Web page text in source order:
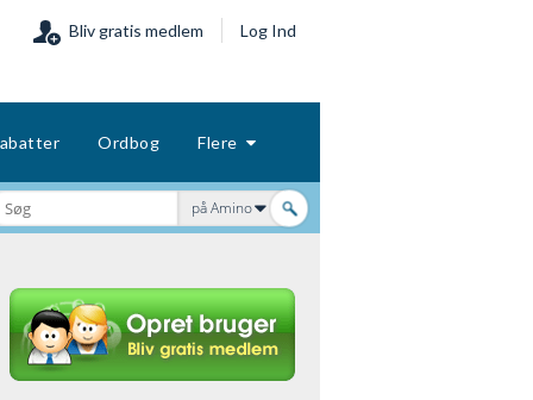
Bliv gratis medlem Log Ind
Ordbog Flere
på Amino